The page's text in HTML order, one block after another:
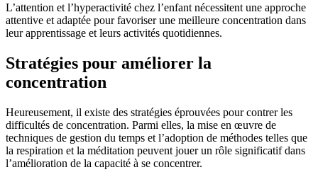
L’attention et l’hyperactivité chez l’enfant nécessitent une approche
attentive et adaptée pour favoriser une meilleure concentration dans
leur apprentissage et leurs activités quotidiennes.
Stratégies pour améliorer la
concentration
Heureusement, il existe des stratégies éprouvées pour contrer les
difficultés de concentration. Parmi elles, la mise en œuvre de
techniques de gestion du temps et l’adoption de méthodes telles que
la respiration et la méditation peuvent jouer un rôle significatif dans
l’amélioration de la capacité à se concentrer.